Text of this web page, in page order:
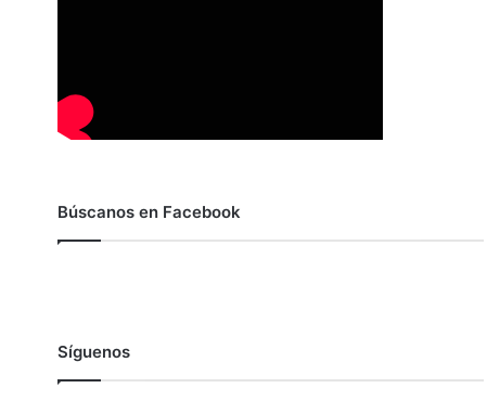
Búscanos en Facebook
Síguenos